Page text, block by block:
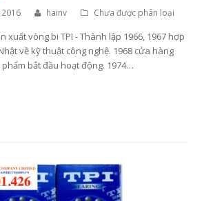
hainv Chưa được phân loại
xuất vòng bi TPI - Thành lập 1966, 1967 hợp
về kỹ thuật công nghệ. 1968 cửa hàng
bắt đầu hoạt động. 1974…